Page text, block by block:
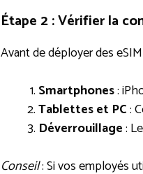
Étape 2 : Vérifier la
Avant de déployer des
Smartphones:
Tablettes et PC:
Déverrouillage:
Conseil: Si vos employés